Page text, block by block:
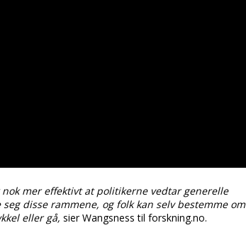
mer effektivt at politikerne vedtar generelle
disse rammene, og folk kan selv bestemme om
eller gå, sier Wangsness til forskning.no.